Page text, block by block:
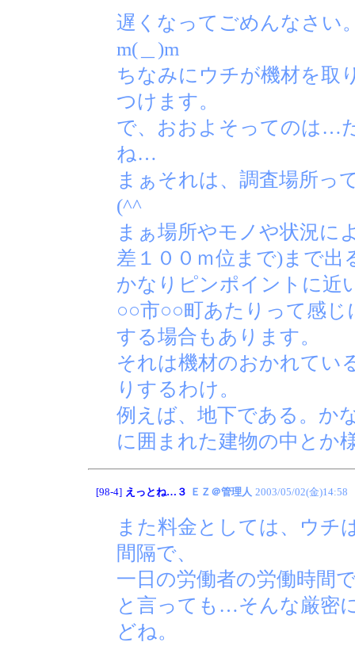
遅くなってごめんなさい
m(＿)m
ちなみにウチが機材を取
つけます。
で、おおよそってのは…
ね…
まぁそれは、調査場所っ
(^^ゞ
まぁ場所やモノや状況に
差１００ｍ位まで)まで出
かなりピンポイントに近
○○市○○町あたりって感じ
する場合もあります。
それは機材のおかれてい
りするわけ。
例えば、地下である。か
に囲まれた建物の中とか
[98-4] えっとね…３ ＥＺ＠管理人 2003/05/02(金)14:58
また料金としては、ウチ
間隔で、
一日の労働者の労働時間
と言っても…そんな厳密
どね。